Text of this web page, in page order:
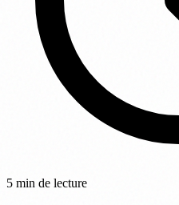
5 min de lecture